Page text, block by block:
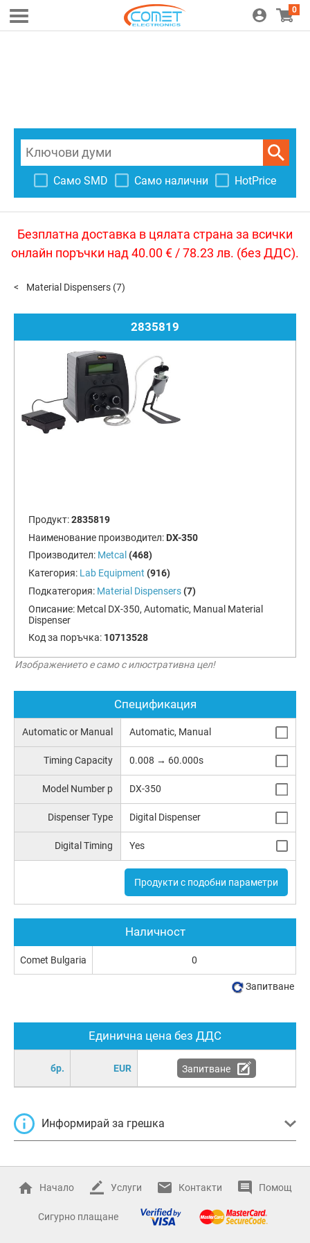
0
Само SMD Само налични HotPrice
Безплатна доставка в цялата страна за всички
онлайн поръчки над 40.00 € / 78.23 лв. (без ДДС).
Material Dispensers (7)
2835819
Продукт:2835819
Наименование производител: DX-350
Производител: Metcal (468)
Категория: Lab Equipment (916)
Подкатегория: Material Dispensers (7)
Описание: Metcal DX-350, Automatic, Manual Material
Dispenser
Код за поръчка: 10713528
Изображението е само с илюстративна цел!
Спецификация
Automatic or Manual Automatic, Manual
Timing Capacity 0.008 → 60.000s
Model Number p DX-350
Dispenser Type Digital Dispenser
Digital Timing Yes
Продукти с подобни параметри
Единична цена без ДДС
бр. EUR Запитване
Информирай за грешка
Наличност
Comet Bulgaria 0
Запитване
Начало Услуги Контакти Помощ
Сигурно плащане